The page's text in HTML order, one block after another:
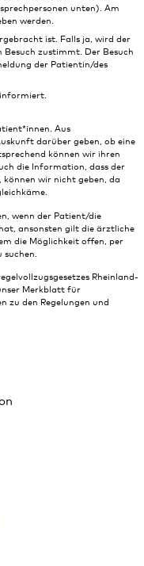
unten). Am
werden.
ist. Falls ja, wird der
zustimmt. Der Besuch
der Patientin/des
Aus
darüber geben, ob eine
können wir ihren
die Information, dass der
wir nicht geben, da
wenn der Patient/die
ansonsten gilt die ärztliche
die Möglichkeit offen, per
Rheinland-
Merkblatt für
zu den Regelungen und